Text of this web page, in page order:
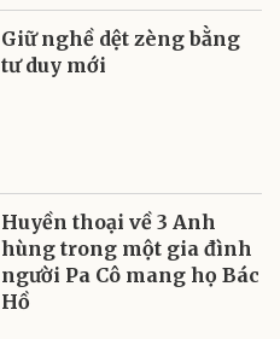
Giữ nghề dệt zèng bằng
tư duy mới
Huyền thoại về 3 Anh
hùng trong một gia đình
người Pa Cô mang họ Bác
Hồ